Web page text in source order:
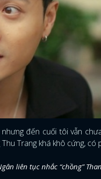
đến cuối tôi vẫn
Trang khá khô cứng, có
liên tục nhắc “chồng”